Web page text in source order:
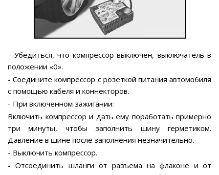
- Убедиться, что компрессор выключен, выключатель в
положении «0».
- Соедините компрессор с розеткой питания автомобиля
с помощью кабеля и коннекторов.
- При включенном зажигании:
Включить компрессор и дать ему поработать примерно
три минуты, чтобы заполнить шину герметиком.
Давление в шине после заполнения незначительно.
- Выключить компрессор.
- Отсоединить шланги от разъема на флаконе и от